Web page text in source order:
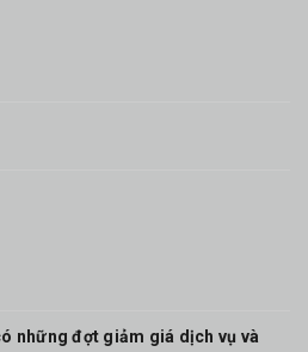
những đợt giảm giá dịch vụ và